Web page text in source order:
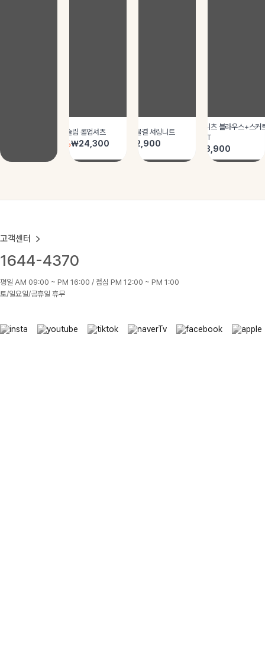
고객센터
1644-4370
평일 AM 09:00 ~ PM 16:00 / 점심 PM 12:00 ~ PM 1:00
토/일요일/공휴일 휴무